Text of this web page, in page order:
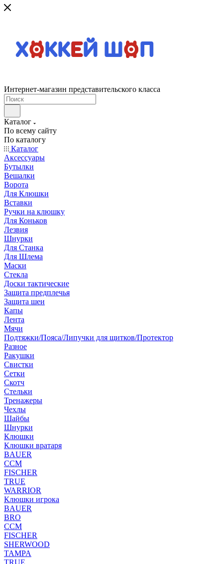
Интернет-магазин представительского класса
Каталог
По всему сайту
По каталогу
Каталог
Аксессуары
Бутылки
Вешалки
Ворота
Для Клюшки
Вставки
Ручки на клюшку
Для Коньков
Лезвия
Шнурки
Для Станка
Для Шлема
Маски
Стекла
Доски тактические
Защита предплечья
Защита шеи
Капы
Лента
Мячи
Подтяжки/Пояса/Липучки для щитков/Протектор
Разное
Ракушки
Свистки
Сетки
Скотч
Стельки
Тренажеры
Чехлы
Шайбы
Шнурки
Клюшки
Клюшки вратаря
BAUER
CCM
FISCHER
TRUE
WARRIOR
Клюшки игрока
BAUER
BRO
CCM
FISCHER
SHERWOOD
TAMPA
TRUE